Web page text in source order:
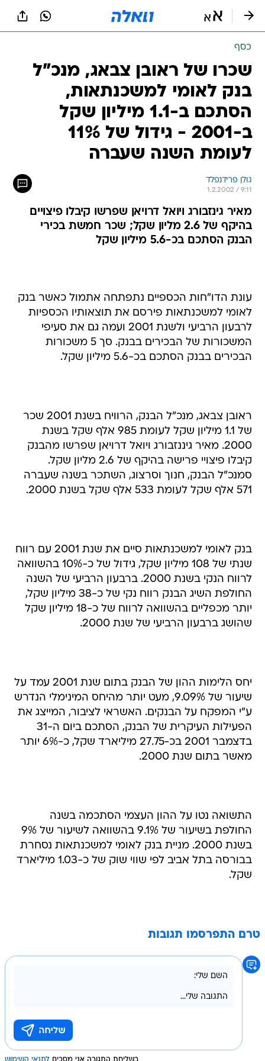
כסף
שכרו של ראובן צבאג, מנכ"ל
בנק לאומי למשכנתאות,
הסתכם ב-1.1 מיליון שקל
ב-2001 - גידול של 11%
לעומת השנה שעברה
גולן פרידנפלד
1.2.2002 / 9:11
מאיר גינזבורג ויואל דרויאן שפרשו קיבלו פיצויים
בהיקף של 2.6 מליון שקל; שכר חמשת בכירי
הבנק הסתכם בכ-5.6 מיליון שקל
עונת הדו"חות הכספיים נתפתחה אתמול כאשר בנק
לאומי למשכנתאות פירסם את תוצאותיו הכספיות
לרבעון הרביעי ולשנת 2001 ועמה גם את סעיפי
המשכורות של הבכירים בבנק. סך 5 משכורות
הבכירים בבנק הסתכם בכ-5.6 מיליון שקל.
ראובן צבאג, מנכ"ל הבנק, הרוויח בשנת 2001 שכר
של 1.1 מיליון שקל לעומת 985 אלף שקל בשנת
2000. מאיר גיננזבורג ויואל דרויאן שפרשו מהבנק
קיבלו פיצויי פרישה בהיקף של 2.6 מליון שקל.
סמנכ"ל הבנק, חנוך וסרצוג, השתכר בשנה שעברה
571 אלף שקל לעומת 533 אלף שקל בשנת 2000.
בנק לאומי למשכנתאות סיים את שנת 2001 עם רווח
שנתי של 108 מיליון שקל, גידול של כ-10% בהשוואה
לרווח הנקי בשנת 2000. ברבעון הרביעי של השנה
החולפת השיג הבנק רווח נקי של כ-38 מיליון שקל,
יותר מכפליים בהשוואה לרווח של כ-18 מיליון שקל
שהושג ברבעון הרביעי של שנת 2000.
יחס הלימות ההון של הבנק בתום שנת 2001 עמד על
שיעור של 9.09%, מעט יותר מהיחס המינימלי הנדרש
ע"י המפקח על הבנקים. האשראי לציבור, המייצג את
הפעילות העיקרית של הבנק, הסתכם ביום ה-31
בדצמבר 2001 בכ-27.75 מיליארד שקל, כ-6% יותר
מאשר בתום שנת 2000.
התשואה נטו על ההון העצמי הסתכמה בשנה
החולפת בשיעור של 9.1% בהשוואה לשיעור של 9%
בשנת 2000. מניית בנק לאומי למשכנתאות נסחרת
בבורסה בתל אביב לפי שווי שוק של כ-1.03 מיליארד
שקל.
טרם התפרסמו תגובות